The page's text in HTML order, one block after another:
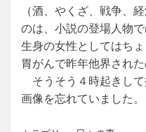
（酒、やくざ、戦争、
のは、小説の登場人物
生身の女性としてはち
胃がんで昨年他界された
そうそう４時起きし
画像を忘れていました。